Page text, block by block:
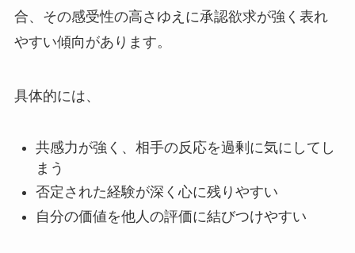
合、その感受性の高さゆえに承認欲求が強く表れ
やすい傾向があります。
具体的には、
共感力が強く、相手の反応を過剰に気にしてし
まう
否定された経験が深く心に残りやすい
自分の価値を他人の評価に結びつけやすい